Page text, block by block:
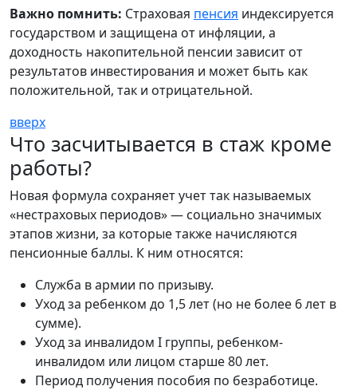
Важно помнить: Страховая пенсия индексируется
государством и защищена от инфляции, а
доходность накопительной пенсии зависит от
результатов инвестирования и может быть как
положительной, так и отрицательной.
вверх
Что засчитывается в стаж кроме
работы?
Новая формула сохраняет учет так называемых
«нестраховых периодов» — социально значимых
этапов жизни, за которые также начисляются
пенсионные баллы. К ним относятся:
Служба в армии по призыву.
Уход за ребенком до 1,5 лет (но не более 6 лет в
сумме).
Уход за инвалидом I группы, ребенком-
инвалидом или лицом старше 80 лет.
Период получения пособия по безработице.